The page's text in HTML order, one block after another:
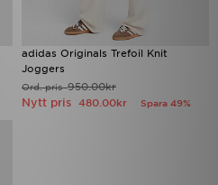
adidas Originals Trefoil Knit
Joggers
Ord. pris950.00kr
Nytt pris 480.00kr Spara 49%